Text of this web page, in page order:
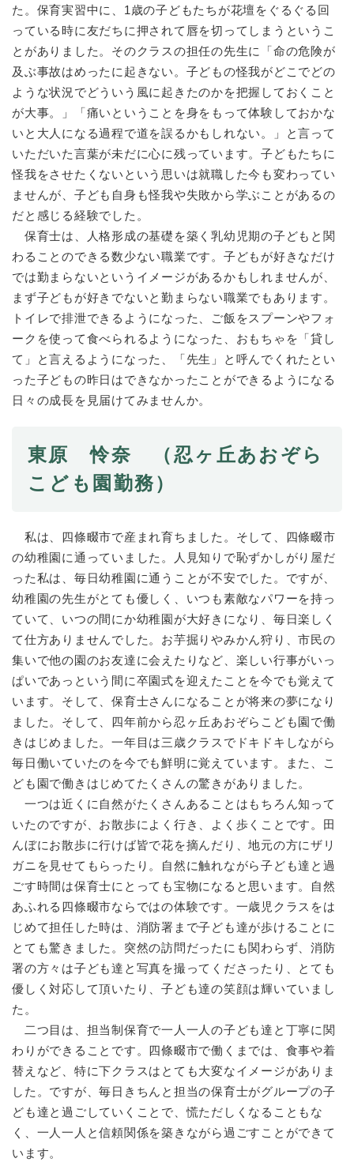
た。保育実習中に、1歳の子どもたちが花壇をぐるぐる回
っている時に友だちに押されて唇を切ってしまうというこ
とがありました。そのクラスの担任の先生に「命の危険が
及ぶ事故はめったに起きない。子どもの怪我がどこでどの
ような状況でどういう風に起きたのかを把握しておくこと
が大事。」「痛いということを身をもって体験しておかな
いと大人になる過程で道を誤るかもしれない。」と言って
いただいた言葉が未だに心に残っています。子どもたちに
怪我をさせたくないという思いは就職した今も変わってい
ませんが、子ども自身も怪我や失敗から学ぶことがあるの
だと感じる経験でした。
保育士は、人格形成の基礎を築く乳幼児期の子どもと関
わることのできる数少ない職業です。子どもが好きなだけ
では勤まらないというイメージがあるかもしれませんが、
まず子どもが好きでないと勤まらない職業でもあります。
トイレで排泄できるようになった、ご飯をスプーンやフォ
ークを使って食べられるようになった、おもちゃを「貸し
て」と言えるようになった、「先生」と呼んでくれたとい
った子どもの昨日はできなかったことができるようになる
日々の成長を見届けてみませんか。
東原 怜奈 （忍ヶ丘あおぞら
こども園勤務）
私は、四條畷市で産まれ育ちました。そして、四條畷市
の幼稚園に通っていました。人見知りで恥ずかしがり屋だ
った私は、毎日幼稚園に通うことが不安でした。ですが、
幼稚園の先生がとても優しく、いつも素敵なパワーを持っ
ていて、いつの間にか幼稚園が大好きになり、毎日楽しく
て仕方ありませんでした。お芋掘りやみかん狩り、市民の
集いで他の園のお友達に会えたりなど、楽しい行事がいっ
ぱいであっという間に卒園式を迎えたことを今でも覚えて
います。そして、保育士さんになることが将来の夢になり
ました。そして、四年前から忍ヶ丘あおぞらこども園で働
きはじめました。一年目は三歳クラスでドキドキしながら
毎日働いていたのを今でも鮮明に覚えています。また、こ
ども園で働きはじめてたくさんの驚きがありました。
一つは近くに自然がたくさんあることはもちろん知って
いたのですが、お散歩によく行き、よく歩くことです。田
んぼにお散歩に行けば皆で花を摘んだり、地元の方にザリ
ガニを見せてもらったり。自然に触れながら子ども達と過
ごす時間は保育士にとっても宝物になると思います。自然
あふれる四條畷市ならではの体験です。一歳児クラスをは
じめて担任した時は、消防署まで子ども達が歩けることに
とても驚きました。突然の訪問だったにも関わらず、消防
署の方々は子ども達と写真を撮ってくださったり、とても
優しく対応して頂いたり、子ども達の笑顔は輝いていまし
た。
二つ目は、担当制保育で一人一人の子ども達と丁寧に関
わりができることです。四條畷市で働くまでは、食事や着
替えなど、特に下クラスはとても大変なイメージがありま
した。ですが、毎日きちんと担当の保育士がグループの子
ども達と過ごしていくことで、慌ただしくなることもな
く、一人一人と信頼関係を築きながら過ごすことができて
います。